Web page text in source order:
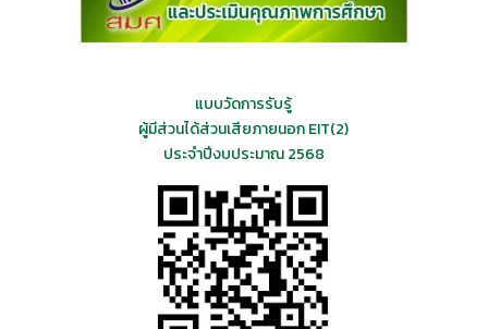
แบบวัดการรับรู้
ผู้มีส่วนได้ส่วนเสียภายนอก EIT(2)
ประจำปีงบประมาณ 2568